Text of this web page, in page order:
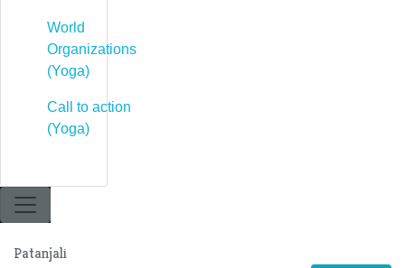
World
Organizations
(Yoga)
Call to action
(Yoga)
Patanjali